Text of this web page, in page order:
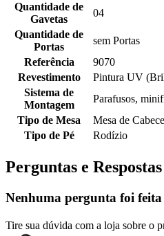
Quantidade de
Gavetas
04
Quantidade de
Portas
sem Portas
Referência
9070
Revestimento
Pintura UV
Sistema de
Montagem
Parafusos,
Tipo de Mesa
Mesa de
Tipo de Pé
Rodízio
Perguntas e Respostas
Nenhuma pergunta foi
Tire sua dúvida com a loja sobre o